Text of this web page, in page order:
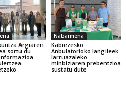
Argiaren
sortu du
Nabarmena
Kabiezesko
Anbulatorioko langileek
larruazaleko
minbiziaren prebentzioa
sustatu dute